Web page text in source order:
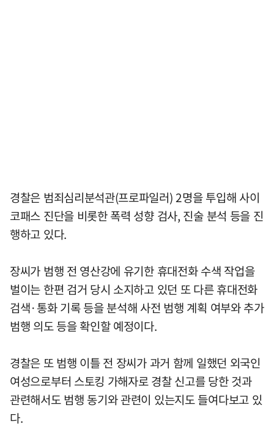
경찰은 범죄심리분석관(프로파일러) 2명을 투입해 사이
코패스 진단을 비롯한 폭력 성향 검사, 진술 분석 등을 진
행하고 있다.
장씨가 범행 전 영산강에 유기한 휴대전화 수색 작업을
벌이는 한편 검거 당시 소지하고 있던 또 다른 휴대전화
검색·통화 기록 등을 분석해 사전 범행 계획 여부와 추가
범행 의도 등을 확인할 예정이다.
경찰은 또 범행 이틀 전 장씨가 과거 함께 일했던 외국인
여성으로부터 스토킹 가해자로 경찰 신고를 당한 것과
관련해서도 범행 동기와 관련이 있는지도 들여다보고 있
다.